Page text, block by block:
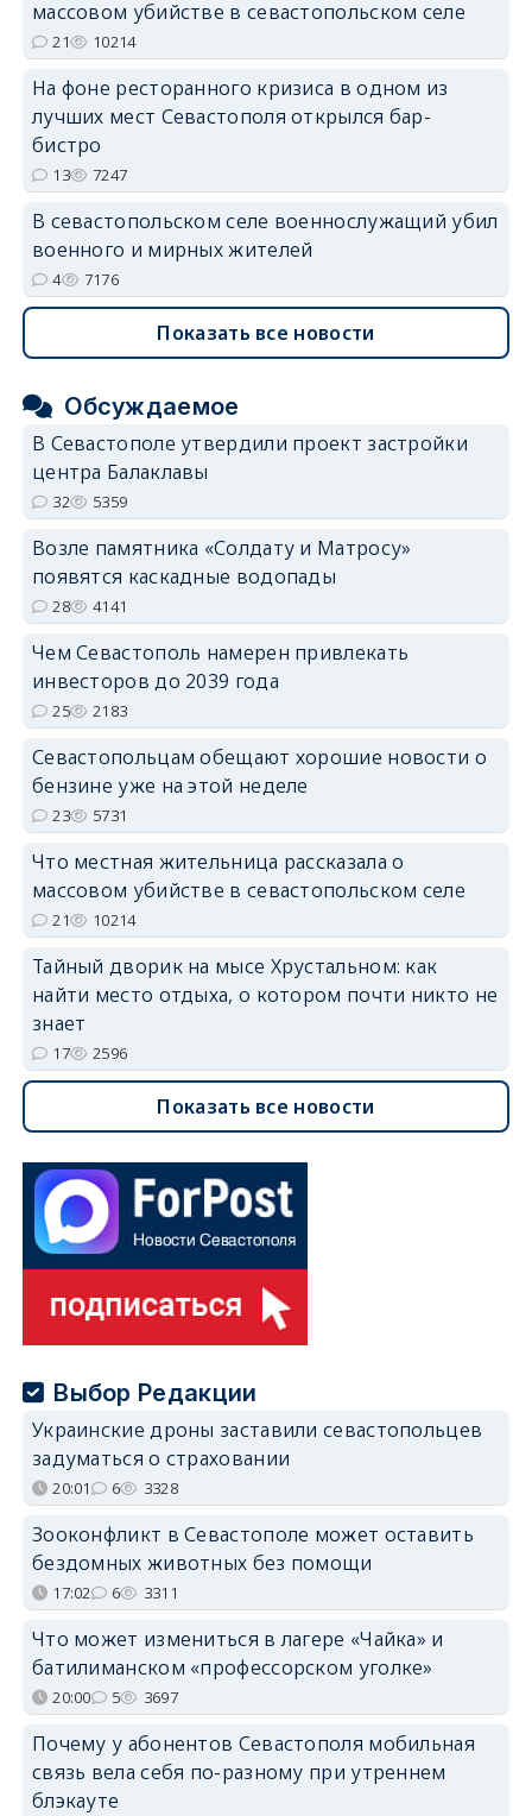
массовом убийстве в севастопольском селе
21 10214
На фоне ресторанного кризиса в одном из
лучших мест Севастополя открылся бар-
бистро
13 7247
В севастопольском селе военнослужащий убил
военного и мирных жителей
4 7176
Показать все новости
Обсуждаемое
В Севастополе утвердили проект застройки
центра Балаклавы
32 5359
Возле памятника «Солдату и Матросу»
появятся каскадные водопады
28 4141
Чем Севастополь намерен привлекать
инвесторов до 2039 года
25 2183
Севастопольцам обещают хорошие новости о
бензине уже на этой неделе
23 5731
Что местная жительница рассказала о
массовом убийстве в севастопольском селе
21 10214
Тайный дворик на мысе Хрустальном: как
найти место отдыха, о котором почти никто не
знает
17 2596
Показать все новости
Выбор Редакции
Украинские дроны заставили севастопольцев
задуматься о страховании
20:01 6 3328
Зооконфликт в Севастополе может оставить
бездомных животных без помощи
17:02 6 3311
Что может измениться в лагере «Чайка» и
батилиманском «профессорском уголке»
20:00 5 3697
Почему у абонентов Севастополя мобильная
связь вела себя по-разному при утреннем
блэкауте